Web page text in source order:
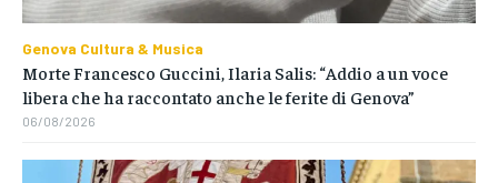
Genova Cultura & Musica
Morte Francesco Guccini, Ilaria Salis: “Addio a un voce
libera che ha raccontato anche le ferite di Genova”
06/08/2026